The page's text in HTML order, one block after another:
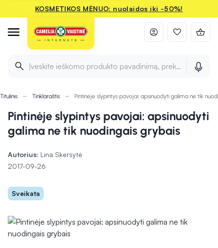
KOSMETIKOS MĖNUO: nuolaidos iki -50%!
Įveskite ieškomo produkto pavadinimą, prekės ženklą ir
Titulinis Tinklaraštis Pintinėje slypintys pavojai: apsinuodyti galima ne tik
Pintinėje slypintys pavojai: apsinuodyti
galima ne tik nuodingais grybais
Autorius: Lina Skersytė
2017-09-26
Sveikata